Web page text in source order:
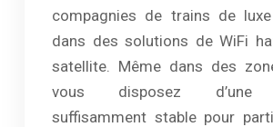
compagnies de trains de
dans des solutions de WiFi
satellite. Même dans des
vous disposez d’une
suffisamment stable pour